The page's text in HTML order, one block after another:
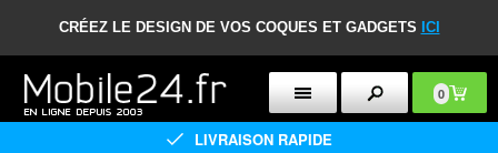
CRÉEZ LE DESIGN DE VOS COQUES ET GADGETS ICI
0
LIVRAISON RAPIDE